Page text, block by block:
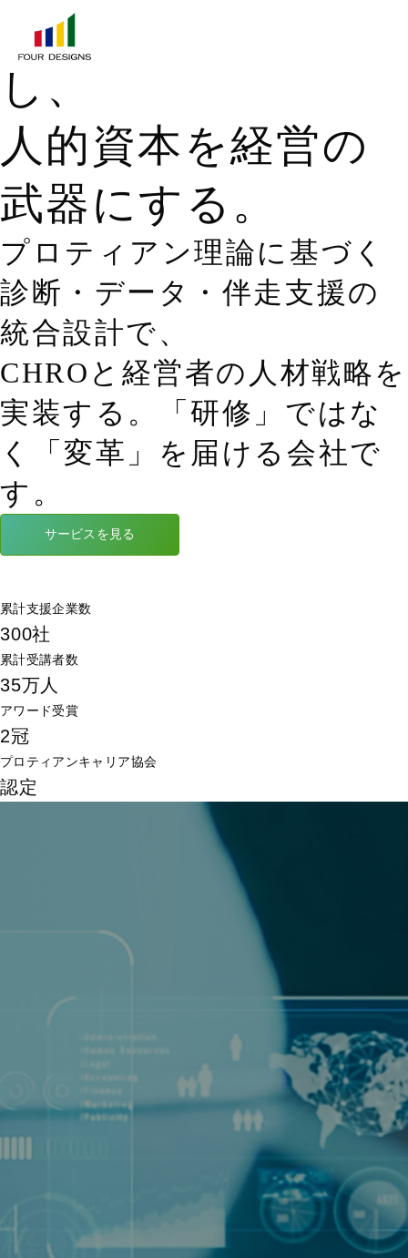
キャリアを科学
し、
人的資本を経営の
武器にする。
プロティアン理論に基づく
診断・データ・伴走支援の
統合設計で、
CHROと経営者の人材戦略を
実装する。「研修」ではな
く「変革」を届ける会社で
す。
サービスを見る
累計支援企業数
300社
累計受講者数
35万人
アワード受賞
2冠
プロティアンキャリア協会
認定